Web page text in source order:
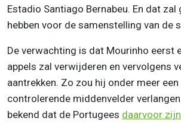
Estadio Santiago Bernabeu. En dat
hebben voor de samenstelling van de
De verwachting is dat Mourinho eerst
appels zal verwijderen en vervolgens
aantrekken. Zo zou hij onder meer
controlerende middenvelder
bekend dat de Portugees daarvoor